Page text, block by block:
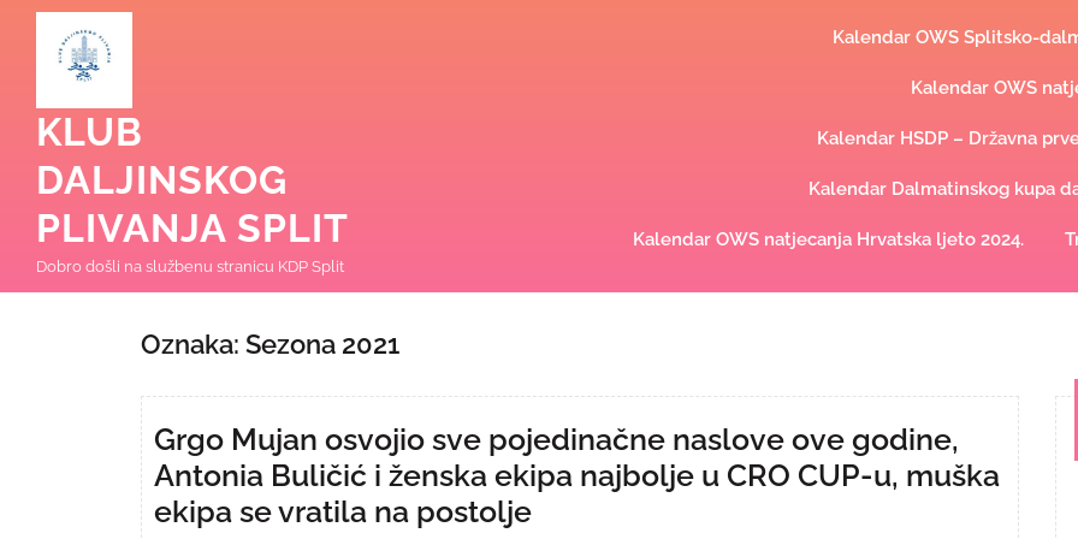
content
KLUB
DALJINSKOG
PLIVANJA SPLIT
Dobro došli na službenu stranicu KDP Split
Kalendar OWS Splitsko-
Kalendar OWS
Kalendar HSDP – Državna
Kalendar Dalmatinskog kupa
Kalendar OWS natjecanja Hrvatska ljeto 2024.
Oznaka: Sezona 2021
Grgo Mujan osvojio sve pojedinačne naslove ove godine,
Antonia Buličić i ženska ekipa najbolje u CRO CUP-u, muška
ekipa se vratila na postolje